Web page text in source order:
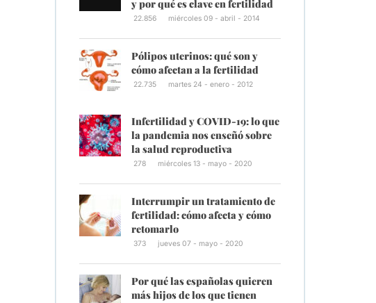
y por qué es clave en fertilidad
22.856 miércoles 09 - abril - 2014
Pólipos uterinos: qué son y
cómo afectan a la fertilidad
22.735 martes 24 - enero - 2012
Infertilidad y COVID-19: lo que
la pandemia nos enseñó sobre
la salud reproductiva
278 miércoles 13 - mayo - 2020
Interrumpir un tratamiento de
fertilidad: cómo afecta y cómo
retomarlo
373 jueves 07 - mayo - 2020
Por qué las españolas quieren
más hijos de los que tienen